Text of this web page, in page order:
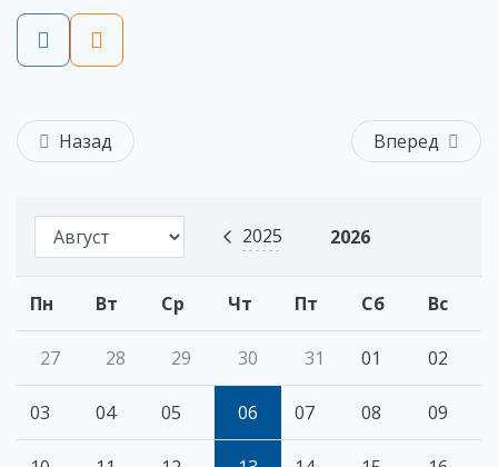
2025 2026
Пн Вт Ср Чт Пт Сб Вс
27 28 29 30 31 01 02
03 04 05 06 07 08 09
Назад Вперед